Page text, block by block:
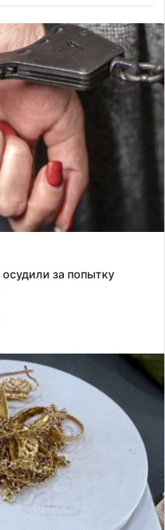
за попытку